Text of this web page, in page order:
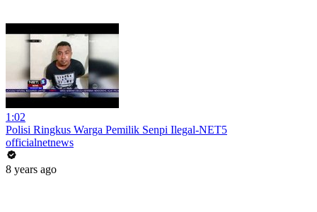
1:02
Polisi Ringkus Warga Pemilik Senpi Ilegal-NET5
officialnetnews
8 years ago